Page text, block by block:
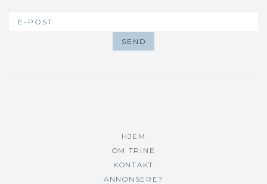
HJEM
OM TRINE
KONTAKT
ANNONSERE?